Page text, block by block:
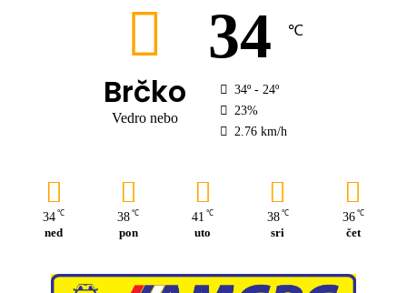
Brčko
Vedro nebo
34 ℃
34º - 24º
23%
2.76 km/h
34 ℃
ned
38 ℃
pon
41 ℃
uto
38 ℃
sri
36 ℃
čet